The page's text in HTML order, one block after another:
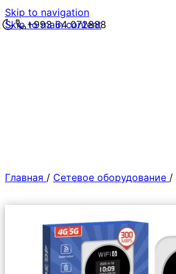
Skip to navigation
Skip to main content
+993 64 072888
Главная / Сетевое оборудование /